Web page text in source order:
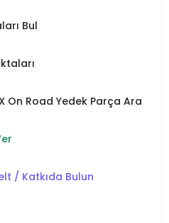
Bul
On Road Yedek Parça Ara
/ Katkıda Bulun